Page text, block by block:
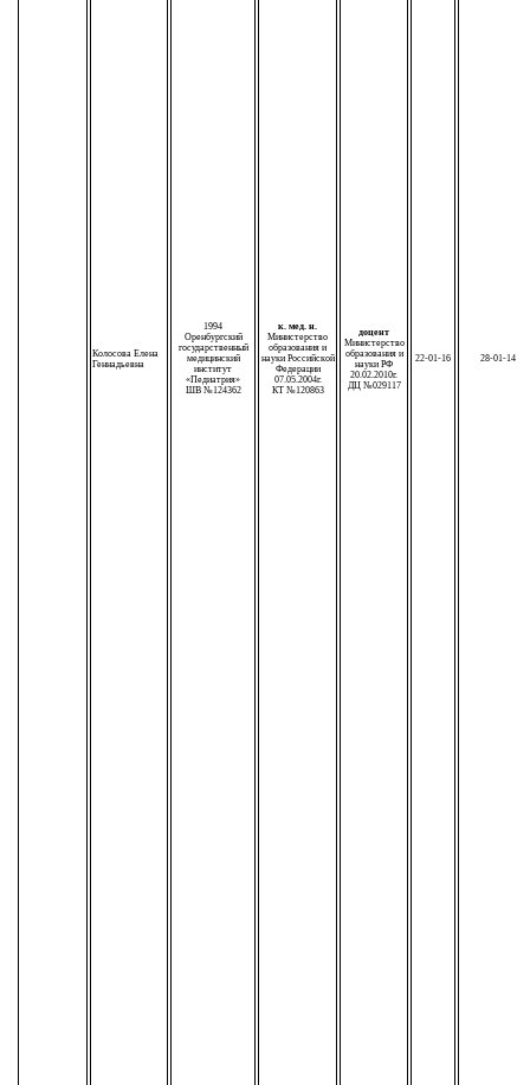
Колосова Елена
Геннадьевна
1994
Оренбургский
государственный
медицинский
институт
«Педиатрия»
ШВ №124362
к. мед. н.
Министерство
образования и
науки Российской
Федерации
07.05.2004г.
КТ №120863
доцент
Министерство
образования и
науки РФ
20.02.2010г.
ДЦ №029117
22-01-16 28-01-14